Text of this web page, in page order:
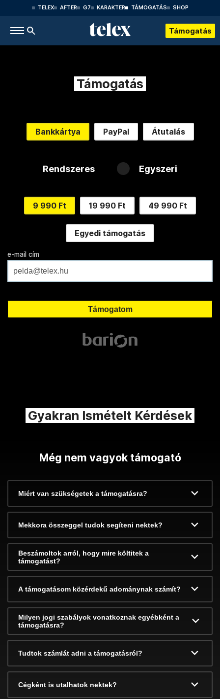
TELEX AFTER G7 KARAKTER TÁMOGATÁS SHOP
Támogatás
Támogatás
Bankkártya PayPal Átutalás
Rendszeres Egyszeri
9 990 Ft 19 990 Ft 49 990 Ft
Egyedi támogatás
e-mail cím
Gyakran Ismételt Kérdések
Még nem vagyok támogató
Miért van szükségetek a támogatásra?
Mekkora összeggel tudok segíteni nektek?
Beszámoltok arról, hogy mire költitek a
támogatást?
A támogatásom közérdekű adománynak számít?
Milyen jogi szabályok vonatkoznak egyébként a
támogatásra?
Tudtok számlát adni a támogatásról?
Cégként is utalhatok nektek?